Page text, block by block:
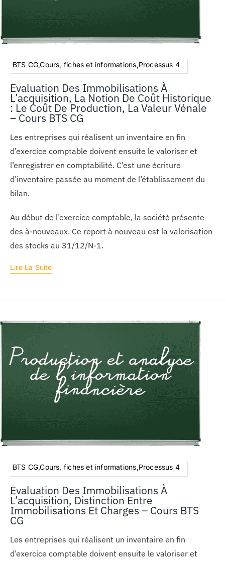
BTS CG,Cours, fiches et informations,Processus 4
Evaluation Des Immobilisations À
L’acquisition, La Notion De Coût Historique
: Le Coût De Production, La Valeur Vénale
– Cours BTS CG
Les entreprises qui réalisent un inventaire en fin
d’exercice comptable doivent ensuite le valoriser et
l’enregistrer en comptabilité. C’est une écriture
d’inventaire passée au moment de l’établissement du
bilan.
Au début de l’exercice comptable, la société présente
des à-nouveaux. Ce report à nouveau est la valorisation
des stocks au 31/12/N-1.
Lire La Suite
BTS CG,Cours, fiches et informations,Processus 4
Evaluation Des Immobilisations À
L’acquisition, Distinction Entre
Immobilisations Et Charges – Cours BTS
CG
Les entreprises qui réalisent un inventaire en fin
d’exercice comptable doivent ensuite le valoriser et